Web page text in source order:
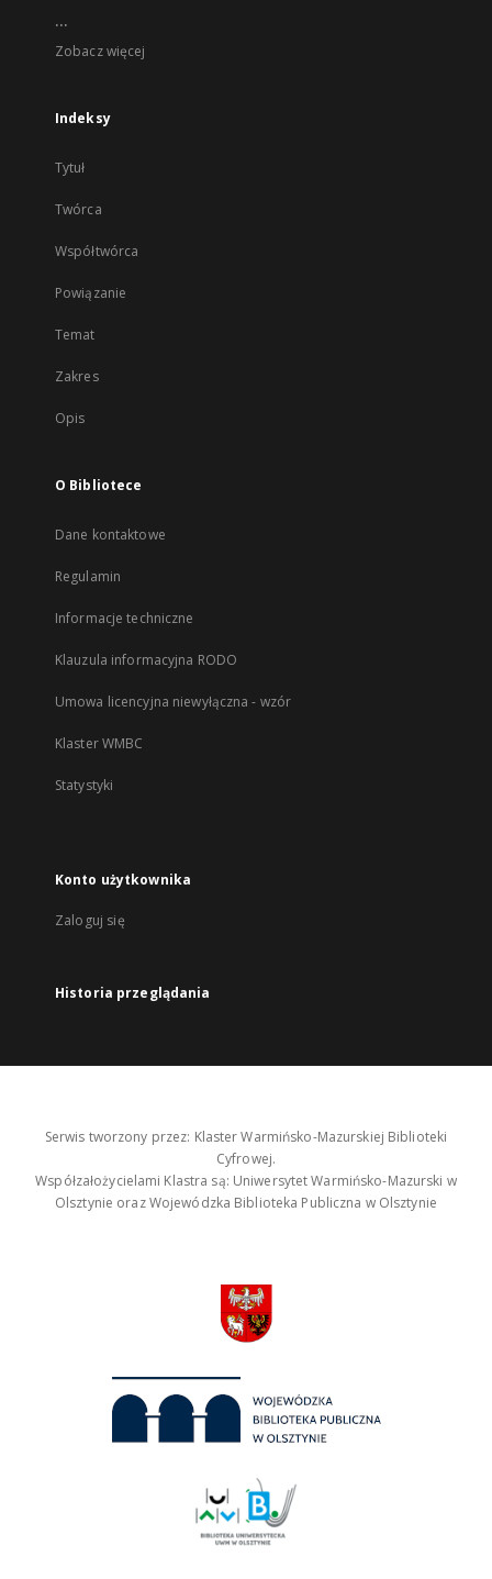
...
Zobacz więcej
Indeksy
Tytuł
Twórca
Współtwórca
Powiązanie
Temat
Zakres
Opis
O Bibliotece
Dane kontaktowe
Regulamin
Informacje techniczne
Klauzula informacyjna RODO
Umowa licencyjna niewyłączna - wzór
Klaster WMBC
Statystyki
Konto użytkownika
Zaloguj się
Historia przeglądania
Serwis tworzony przez: Klaster Warmińsko-Mazurskiej Biblioteki
Cyfrowej.
Współzałożycielami Klastra są: Uniwersytet Warmińsko-Mazurski w
Olsztynie oraz Wojewódzka Biblioteka Publiczna w Olsztynie